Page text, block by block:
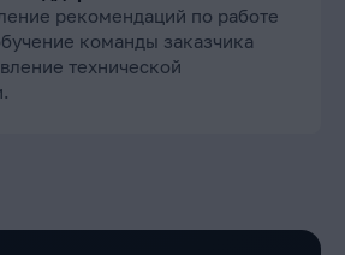
рекомендаций по работе
команды заказчика
технической